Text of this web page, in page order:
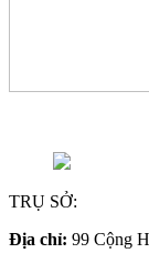
TRỤ SỞ:
Địa chỉ: 99 Cộng